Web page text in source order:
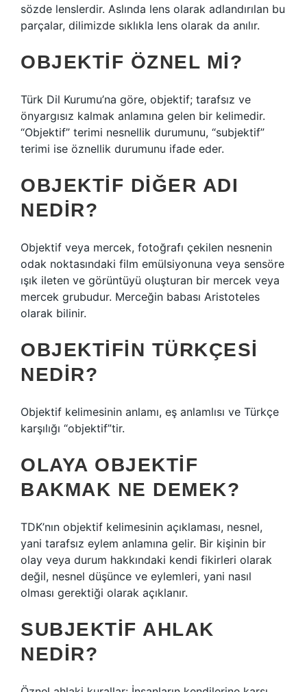
sözde lenslerdir. Aslında lens olarak adlandırılan bu
parçalar, dilimizde sıklıkla lens olarak da anılır.
OBJEKTIF ÖZNEL MI?
Türk Dil Kurumu’na göre, objektif; tarafsız ve
önyargısız kalmak anlamına gelen bir kelimedir.
“Objektif” terimi nesnellik durumunu, “subjektif”
terimi ise öznellik durumunu ifade eder.
OBJEKTIF DIĞER ADI
NEDIR?
Objektif veya mercek, fotoğrafı çekilen nesnenin
odak noktasındaki film emülsiyonuna veya sensöre
ışık ileten ve görüntüyü oluşturan bir mercek veya
mercek grubudur. Merceğin babası Aristoteles
olarak bilinir.
OBJEKTIFIN TÜRKÇESI
NEDIR?
Objektif kelimesinin anlamı, eş anlamlısı ve Türkçe
karşılığı “objektif”tir.
OLAYA OBJEKTIF
BAKMAK NE DEMEK?
TDK’nın objektif kelimesinin açıklaması, nesnel,
yani tarafsız eylem anlamına gelir. Bir kişinin bir
olay veya durum hakkındaki kendi fikirleri olarak
değil, nesnel düşünce ve eylemleri, yani nasıl
olması gerektiği olarak açıklanır.
SUBJEKTIF AHLAK
NEDIR?